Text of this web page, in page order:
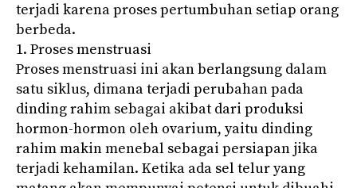
terjadi karena proses pertumbuhan setiap orang
berbeda.
1. Proses menstruasi
Proses menstruasi ini akan berlangsung dalam
satu siklus, dimana terjadi perubahan pada
dinding rahim sebagai akibat dari produksi
hormon-hormon oleh ovarium, yaitu dinding
rahim makin menebal sebagai persiapan jika
terjadi kehamilan. Ketika ada sel telur yang